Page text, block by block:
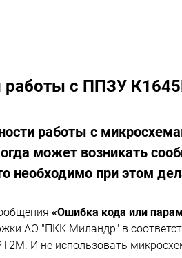
работы с ППЗУ
работы с
может возникать
необходимо при этом
«Ошибка кода или
АО "ПКК Миландр" в
И не использовать